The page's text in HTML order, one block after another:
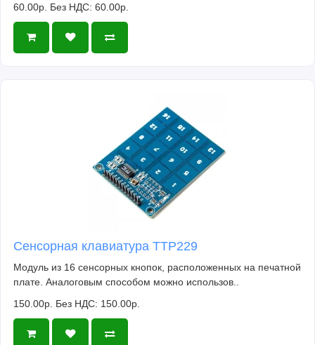
60.00р. Без НДС: 60.00р.
Сенсорная клавиатура TTP229
Модуль из 16 сенсорных кнопок, расположенных на печатной
плате. Аналоговым способом можно использов..
150.00р. Без НДС: 150.00р.